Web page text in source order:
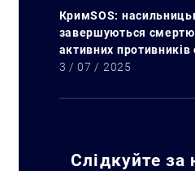
Искать:
КримSOS:
завершуються
активних противників
3 / 07 / 2025
Слідкуйте за